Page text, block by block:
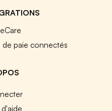
de paie connectés